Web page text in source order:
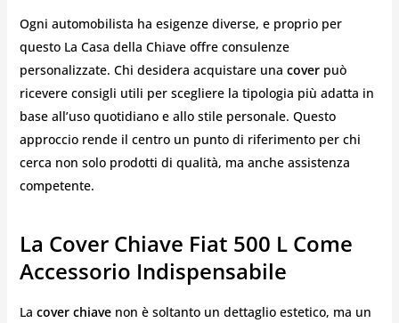
Ogni automobilista ha esigenze diverse, e proprio per
questo La Casa della Chiave offre consulenze
personalizzate. Chi desidera acquistare una coverpuò
ricevere consigli utili per scegliere la tipologia più adatta in
base all’uso quotidiano e allo stile personale. Questo
approccio rende il centro un punto di riferimento per chi
cerca non solo prodotti di qualità, ma anche assistenza
competente.
La Cover Chiave Fiat 500 L Come
Accessorio Indispensabile
La cover chiavenon è soltanto un dettaglio estetico, ma un